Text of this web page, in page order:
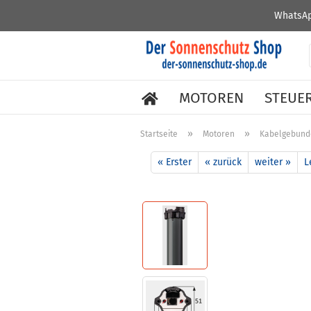
MOTOREN
Startseite » Motoren »
« Erster « zurück weiter »